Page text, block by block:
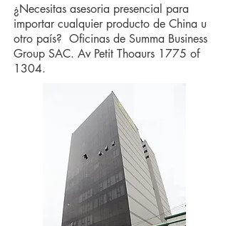
¿Necesitas asesoria presencial para
importar cualquier producto de China u
otro país? Oficinas de Summa Business
Group SAC. Av Petit Thoaurs 1775 of
1304.